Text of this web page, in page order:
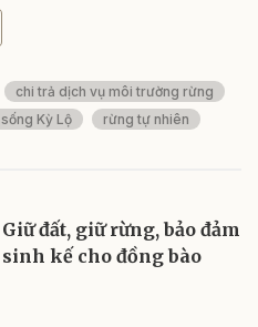
chi trả dịch vụ môi trường rừng
sống Kỳ Lộ rừng tự nhiên
Giữ đất, giữ rừng, bảo đảm
sinh kế cho đồng bào